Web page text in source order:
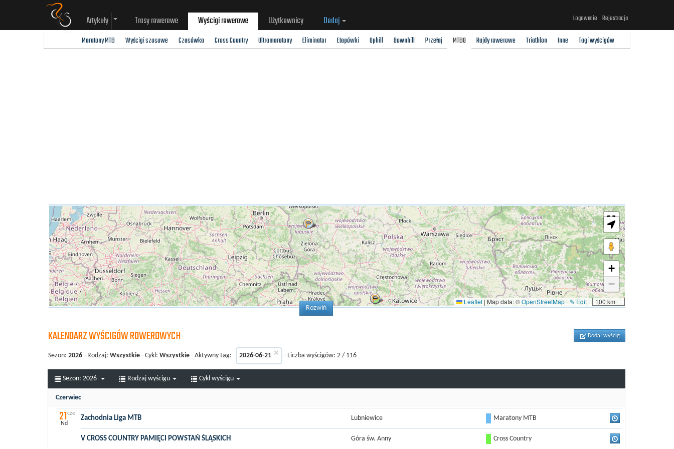
Logowanie Rejestracja
Artykuły Trasy rowerowe Wyścigi rowerowe Użytkownicy Dodaj
Maratony MTB Wyścigi szosowe Czasówka Cross Country Ultramaratony Eliminator Etapówki Uphill Downhill Przełaj MTBO Rajdy rowerowe Triathlon Inne Tagi wyścigów
+
−
100 km
✎ Edit
Leaflet | Map data: ©OpenStreetMap
Rozwiń
KALENDARZ WYŚCIGÓW ROWEROWYCH Dodaj wyścig
Sezon: 2026 - Rodzaj: Wszystkie - Cykl: Wszystkie - Aktywny tag: 2026-06-21 × - Liczba wyścigów: 2 / 116
Sezon: 2026 Rodzaj wyścigu Cykl wyścigu
Czerwiec
21cze
Nd
Zachodnia Liga MTB Lubniewice Maratony MTB
V CROSS COUNTRY PAMIĘCI POWSTAŃ ŚLĄSKICH Góra św. Anny Cross Country